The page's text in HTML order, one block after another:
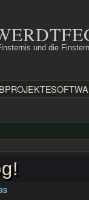
und die